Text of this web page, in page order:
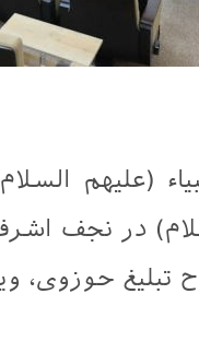
(علیهم
در نجف
حوزوی،